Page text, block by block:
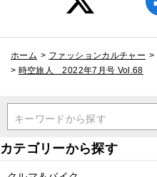
ホーム > ファッションカルチャー >
> 時空旅人 2022年7月号 Vol.68
キーワードから探す